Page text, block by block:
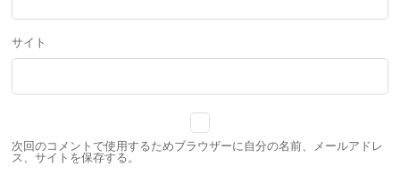
サイト
次回のコメントで使用するためブラウザーに自分の名前、メールアドレ
ス、サイトを保存する。